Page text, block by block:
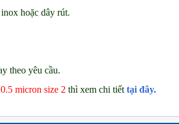
hoặc dây rút.
theo yêu cầu.
micron size 2 thì xem chi tiết tại đây.